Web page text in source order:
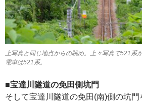
上写真と同じ地点からの眺め。上々写真で521系
電車は521系。
■宝達川隧道の免田側坑門
そして宝達川隧道の免田(南)側の坑